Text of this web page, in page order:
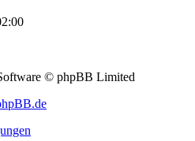
© phpBB Limited